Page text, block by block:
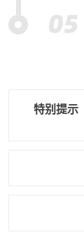
特别提示